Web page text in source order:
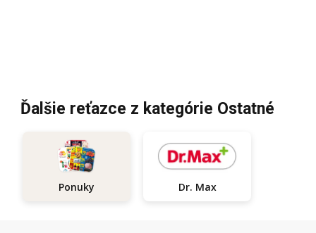
Ďalšie reťazce z kategórie Ostatné
Ponuky Dr. Max